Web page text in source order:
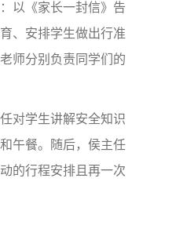
以《家长一封信》告
、安排学生做出行准
师分别负责同学们的
对学生讲解安全知识
午餐。随后，侯主任
的行程安排且再一次